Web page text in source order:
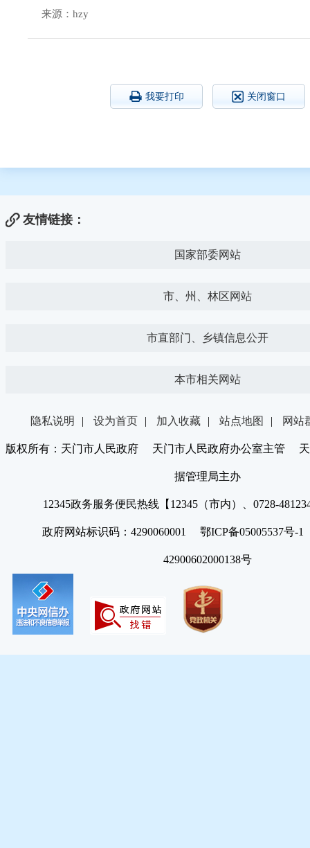
来源：hzy
我要打印 关闭窗口
友情链接：
国家部委网站
市、州、林区网站
市直部门、乡镇信息公开
本市相关网站
隐私说明 | 设为首页 | 加入收藏 | 站点地图 | 网站
版权所有：天门市人民政府 天门市人民政府办公室主管 天
据管理局主办
12345政务服务便民热线【12345（市内）、0728-
政府网站标识码：4290060001 鄂ICP备05005537号
42900602000138号